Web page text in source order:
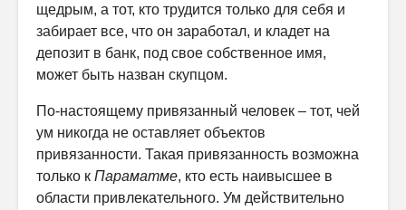
щедрым, а тот, кто трудится только для себя и
забирает все, что он заработал, и кладет на
депозит в банк, под свое собственное имя,
может быть назван скупцом.
По-настоящему привязанный человек – тот, чей
ум никогда не оставляет объектов
привязанности. Такая привязанность возможна
только к Параматме, кто есть наивысшее в
области привлекательного. Ум действительно